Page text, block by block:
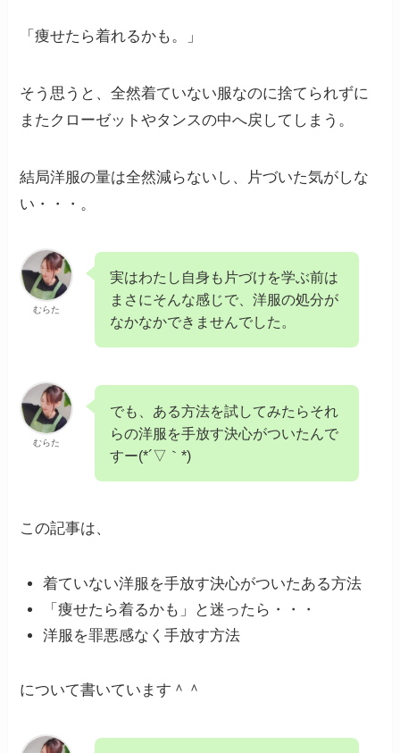
「痩せたら着れるかも。」
そう思うと、全然着ていない服なのに捨てられずに
またクローゼットやタンスの中へ戻してしまう。
結局洋服の量は全然減らないし、片づいた気がしな
い・・・。
むらた
実はわたし自身も片づけを学ぶ前は
まさにそんな感じで、洋服の処分が
なかなかできませんでした。
むらた
でも、ある方法を試してみたらそれ
らの洋服を手放す決心がついたんで
すー(*´▽｀*)
この記事は、
着ていない洋服を手放す決心がついたある方法
「痩せたら着るかも」と迷ったら・・・
洋服を罪悪感なく手放す方法
について書いています＾＾